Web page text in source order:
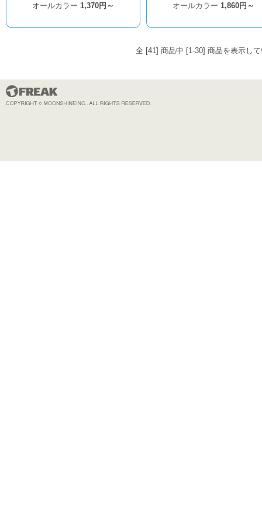
オールカラー 1,370円～ オールカラー 1,860円～
全 [41] 商品中 [1-30] 商品を表示し